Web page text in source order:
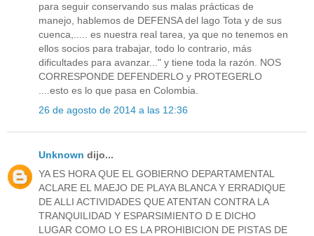
para seguir conservando sus malas prácticas de
manejo, hablemos de DEFENSA del lago Tota y de sus
cuenca,..... es nuestra real tarea, ya que no tenemos en
ellos socios para trabajar, todo lo contrario, más
dificultades para avanzar..." y tiene toda la razón. NOS
CORRESPONDE DEFENDERLO y PROTEGERLO
....esto es lo que pasa en Colombia.
26 de agosto de 2014 a las 12:36
Unknown dijo...
YA ES HORA QUE EL GOBIERNO DEPARTAMENTAL
ACLARE EL MAEJO DE PLAYA BLANCA Y ERRADIQUE
DE ALLI ACTIVIDADES QUE ATENTAN CONTRA LA
TRANQUILIDAD Y ESPARSIMIENTO D E DICHO
LUGAR COMO LO ES LA PROHIBICION DE PISTAS DE